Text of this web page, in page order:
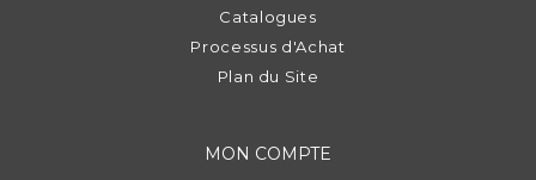
Catalogues
Processus d'Achat
Plan du Site
MON COMPTE